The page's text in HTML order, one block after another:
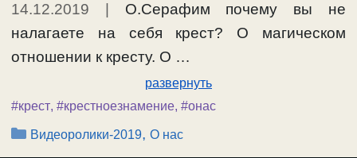
14.12.2019
О.Серафим почему вы не
налагаете на себя крест? О магическом
отношении к кресту. О …
развернуть
#крест, #крестноезнамение, #онас
Рубрики
Видеоролики-2019,О нас